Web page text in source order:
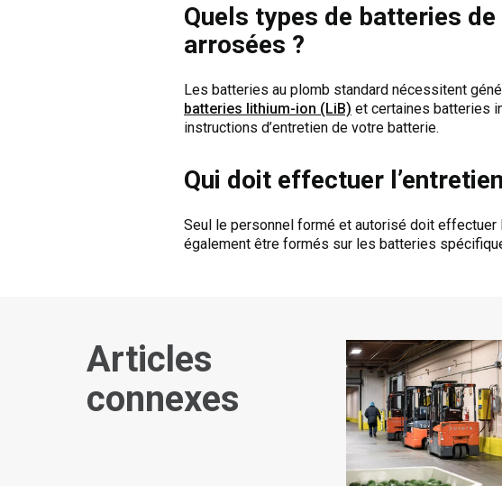
Quels types de batteries
arrosées ?
Les batteries au plomb standard nécessitent
batteries lithium-ion (LiB) et certaines batteries
instructions d’entretien de votre batterie.
Qui doit effectuer
Seul le personnel formé et autorisé doit effectuer
également être formés sur les batteries
Articles
connexes